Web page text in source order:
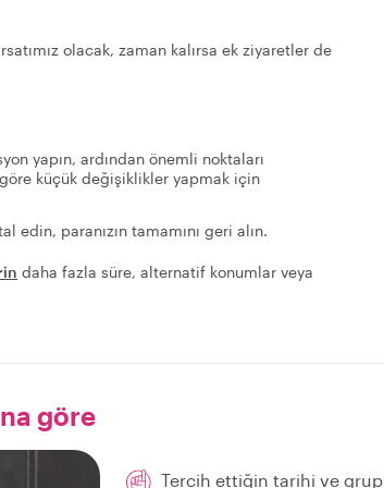
olacak, zaman kalırsa ek ziyaretler de
yapın, ardından önemli noktaları
küçük değişiklikler yapmak için
edin, paranızın tamamını geri alın.
daha fazla süre, alternatif konumlar veya
göre
Tercih ettiğin tarihi ve grup